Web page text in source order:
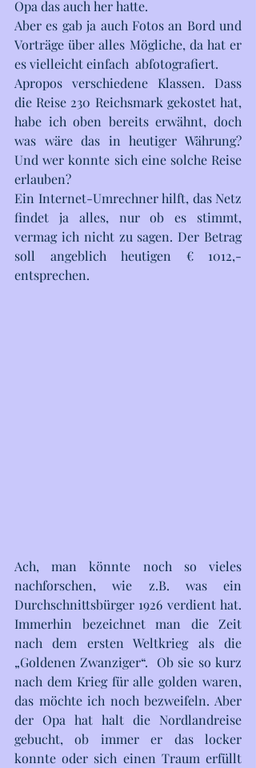
Opa das auch her hatte.
Aber es gab ja auch Fotos an Bord und
Vorträge über alles Mögliche, da hat er
es vielleicht einfach  abfotografiert.
Apropos verschiedene Klassen. Dass
die Reise 230 Reichsmark gekostet hat,
habe ich oben bereits erwähnt, doch
was wäre das in heutiger Währung?
Und wer konnte sich eine solche Reise
erlauben?
Ein Internet-Umrechner hilft, das Netz
findet ja alles, nur ob es stimmt,
vermag ich nicht zu sagen. Der Betrag
soll angeblich heutigen € 1012,-
entsprechen.
Ach, man könnte noch so vieles
nachforschen, wie z.B. was ein
Durchschnittsbürger 1926 verdient hat.
Immerhin bezeichnet man die Zeit
nach dem ersten Weltkrieg als die
„Goldenen Zwanziger“.  Ob sie so kurz
nach dem Krieg für alle golden waren,
das möchte ich noch bezweifeln. Aber
der Opa hat halt die Nordlandreise
gebucht, ob immer er das locker
konnte oder sich einen Traum erfüllt